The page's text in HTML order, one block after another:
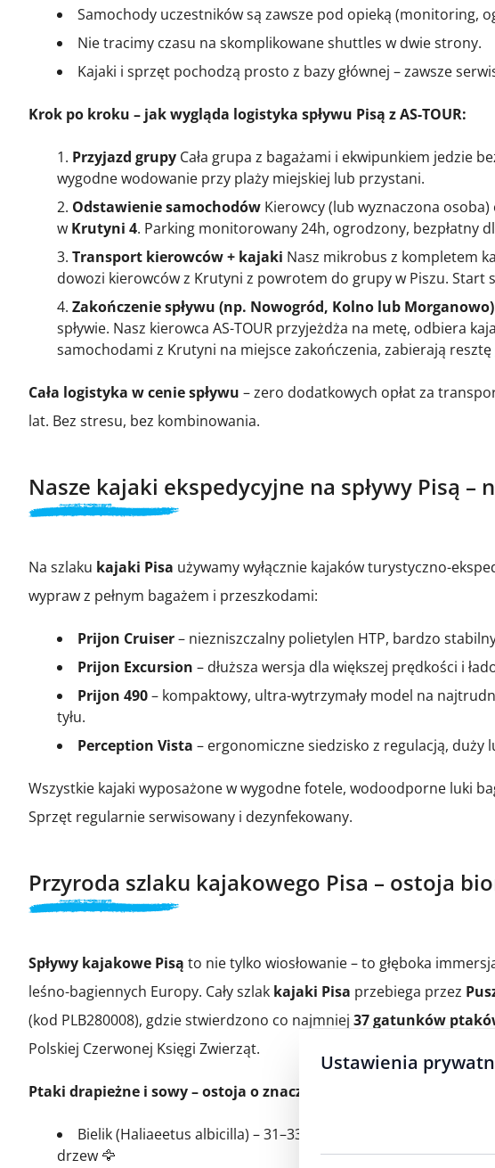
Samochody uczestników są zawsze pod opieką (monitoring,
Nie tracimy czasu na skomplikowane shuttles w dwie strony.
Kajaki i sprzęt pochodzą prosto z bazy głównej – zawsze
Krok po kroku – jak wygląda logistyka spływu Pisą z AS-TOUR:
Przyjazd grupy Cała grupa z bagażami i ekwipunkiem jedzie
wygodne wodowanie przy plaży miejskiej lub przystani.
Odstawienie samochodów Kierowcy (lub wyznaczona
w Krutyni 4. Parking monitorowany 24h, ogrodzony, bezpłatny
Transport kierowców + kajaki Nasz mikrobus z kompletem
dowozi kierowców z Krutyni z powrotem do grupy w Piszu. Start
Zakończenie spływu (np. Nowogród, Kolno lub Morganowo)
spływie. Nasz kierowca AS-TOUR przyjeżdża na metę, odbiera
samochodami z Krutyni na miejsce zakończenia, zabierają
Cała logistyka w cenie spływu – zero dodatkowych opłat za
lat. Bez stresu, bez kombinowania.
Nasze kajaki ekspedycyjne na spływy Pisą –
Na szlaku kajaki Pisa używamy wyłącznie kajaków turystyczno-
wypraw z pełnym bagażem i przeszkodami:
Prijon Cruiser– niezniszczalny polietylen HTP, bardzo
Prijon Excursion – dłuższa wersja dla większej prędkości i
Prijon 490– kompaktowy, ultra-wytrzymały model na
tyłu.
Perception Vista – ergonomiczne siedzisko z regulacją, duży
Wszystkie kajaki wyposażone w wygodne fotele, wodoodporne luki
Sprzęt regularnie serwisowany i dezynfekowany.
Przyroda szlaku kajakowego Pisa – ostoja
Spływy kajakowe Pisą to nie tylko wiosłowanie – to głęboka
leśno-bagiennych Europy. Cały szlak kajaki Pisa przebiega przez
(kod PLB280008), gdzie stwierdzono co najmniej 37 gatunków
Polskiej Czerwonej Księgi Zwierząt.
Ptaki drapieżne i sowy – ostoja o znaczeniu międzynarodowym:
Bielik (Haliaeetus albicilla) – 31–33 pary lęgowe (ok. 4%
drzew 🦅
Ustawienia